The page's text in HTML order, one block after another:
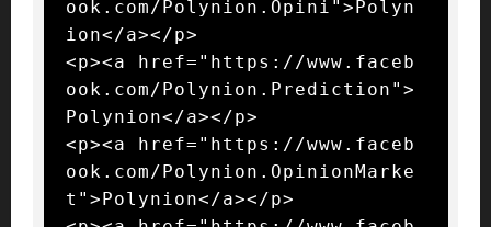
ook.com/Polynion.Opini">Polyn
ion</a></p>
<p><a href="https://www.faceb
ook.com/Polynion.Prediction">
Polynion</a></p>
<p><a href="https://www.faceb
ook.com/Polynion.OpinionMarke
t">Polynion</a></p>